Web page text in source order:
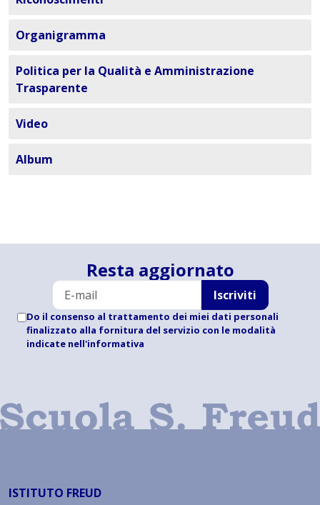
Organigramma
Politica per la Qualità e Amministrazione
Trasparente
Video
Album
Resta aggiornato
Iscriviti
Do il consenso al trattamento dei miei dati personali
finalizzato alla fornitura del servizio con le modalità
indicate nell'informativa
ISTITUTO FREUD